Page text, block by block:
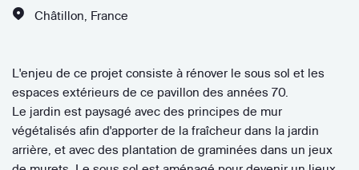
Châtillon France
L'enjeu de ce projet consiste à rénover le sous sol et les
espaces extérieurs de ce pavillon des années 70.
Le jardin est paysagé avec des principes de mur
végétalisés afin d'apporter de la fraîcheur dans la jardin
arrière, et avec des plantation de graminées dans un jeux